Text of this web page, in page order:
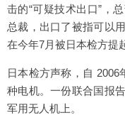
击的“可疑技术出口”，
总裁，出口了被指可以
在今年7月被日本检方提
日本检方声称，自 2006
种电机。一份联合国报
军用无人机上。